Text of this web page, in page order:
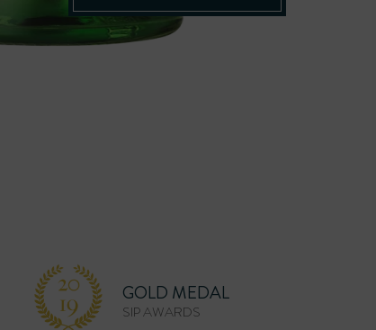
GOLD MEDAL
SIP AWARDS